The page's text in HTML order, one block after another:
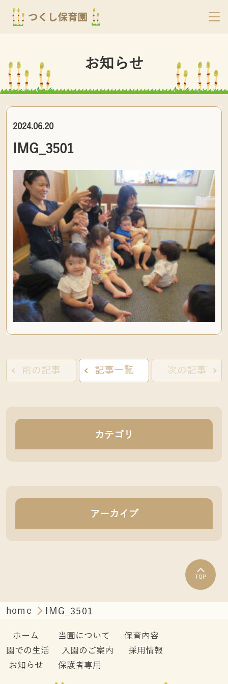
お知らせ
2024.06.20
IMG_3501
前の記事 記事一覧 次の記事
カテゴリ
アーカイブ
TOP
home IMG_3501
ホーム 当園について
保育内容
園での生活
入園のご案内
採用情報
お知らせ
保護者専用